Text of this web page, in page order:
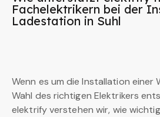
Fachelektrikern bei der
Ladestation in Suhl
Wenn es um die Installation einer
Wahl des richtigen Elektrikers
elektrify verstehen wir, wie